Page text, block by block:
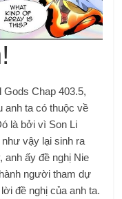
Chap 403.5,
anh ta có thuộc về
là bởi vì Son Li
vậy lại sinh ra
anh ấy đề nghị Nie
người tham dự
đề nghị của anh ta.